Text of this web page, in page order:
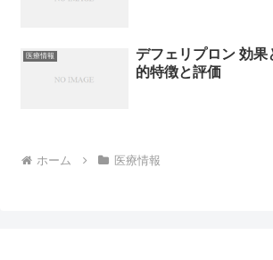
医療情報
デフェリプロン 効果
的特徴と評価
ホーム 医療情報